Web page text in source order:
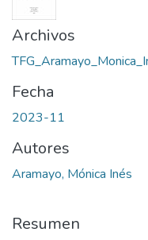
Archivos
Fecha
2023-11
Autores
Aramayo, Mónica Inés
Resumen